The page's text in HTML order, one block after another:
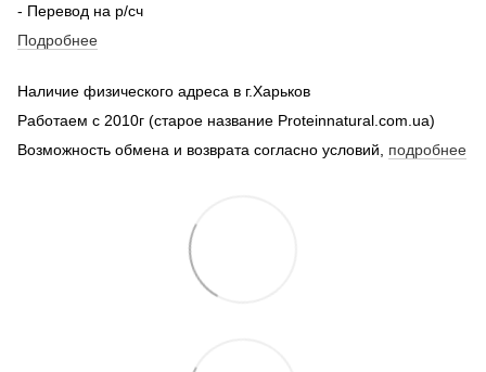
- Перевод на р/сч
Подробнее
Наличие физического адреса в г.Харьков
Работаем с 2010г (старое название Proteinnatural.com.ua)
Возможность обмена и возврата согласно условий, подробнее